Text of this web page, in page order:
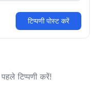
टिप्पणी पोस्ट करें
टिप्पणी करें!